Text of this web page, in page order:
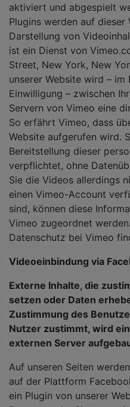
aktiviert und abgespielt
Plugins werden auf
Darstellung von
ist ein Dienst von
Street, New York, New
unserer Website wird – im
Einwilligung – zwischen
Servern von Vimeo eine
So erfährt Vimeo, dass
Website aufgerufen wird.
Bereitstellung dieser
verpflichtet, ohne
Sie die Videos allerdings
einen Vimeo-Account
sind, können diese
Vimeo zugeordnet
Datenschutz bei Vimeo
Videoeinbindung via
Externe Inhalte, die
setzen oder Daten
Zustimmung des
Nutzer zustimmt, wird
externen Server
Auf unseren Seiten
auf der Plattform
ein Plugin von unserer